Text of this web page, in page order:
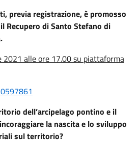
previa registrazione, è promosso
Recupero di Santo Stefano di
2021 alle ore 17.00 su piattaforma
dell’arcipelago pontino e il
la nascita e lo sviluppo
sul territorio?